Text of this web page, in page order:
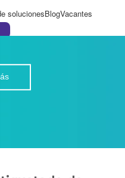
solucionesBlogVacantes